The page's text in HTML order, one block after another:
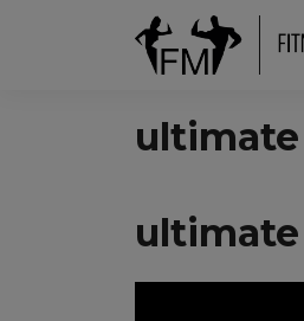
ultimate
ultimate